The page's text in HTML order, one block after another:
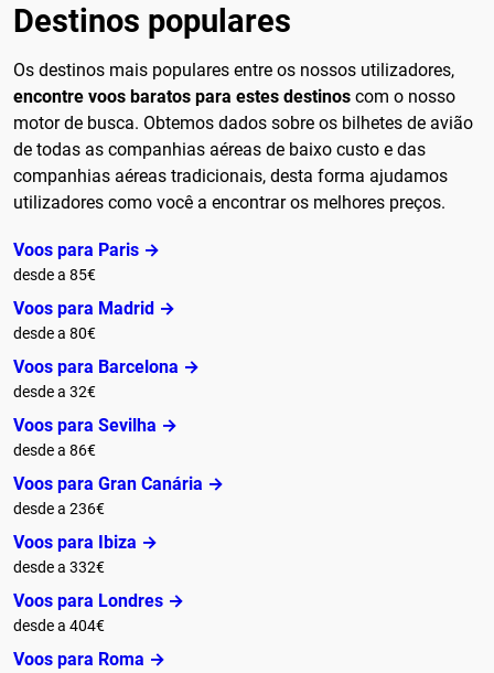
Destinos populares
Os destinos mais populares entre os nossos utilizadores,
encontre voos baratos para estes destinos com o nosso
motor de busca. Obtemos dados sobre os bilhetes de avião
de todas as companhias aéreas de baixo custo e das
companhias aéreas tradicionais, desta forma ajudamos
utilizadores como você a encontrar os melhores preços.
Voos para Paris →
desde a 85€
Voos para Madrid →
desde a 80€
Voos para Barcelona →
desde a 32€
Voos para Sevilha →
desde a 86€
Voos para Gran Canária →
desde a 236€
Voos para Ibiza →
desde a 332€
Voos para Londres →
desde a 404€
Voos para Roma →